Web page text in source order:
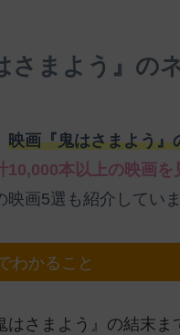
さまよう』の
映画『鬼はさまよう』
10,000本以上の映画
映画5選も紹介していま
わかること
はさまよう』の結末